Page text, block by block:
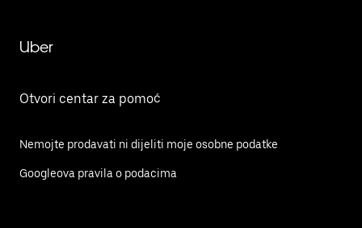
Uber
Otvori centar za pomoć
Nemojte prodavati ni dijeliti moje osobne podatke
Googleova pravila o podacima